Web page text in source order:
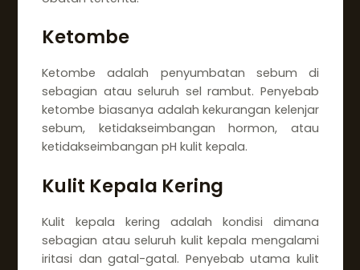
Ketombe
Ketombe adalah penyumbatan sebum di
sebagian atau seluruh sel rambut. Penyebab
ketombe biasanya adalah kekurangan kelenjar
sebum, ketidakseimbangan hormon, atau
ketidakseimbangan pH kulit kepala.
Kulit Kepala Kering
Kulit kepala kering adalah kondisi dimana
sebagian atau seluruh kulit kepala mengalami
iritasi dan gatal-gatal. Penyebab utama kulit